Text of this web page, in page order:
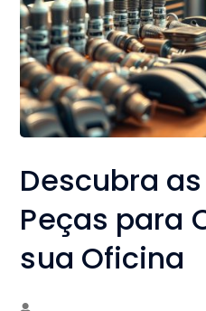
Descubra
Peças para
sua Oficina